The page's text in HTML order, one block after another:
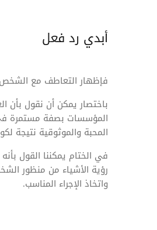
أبدي رد فعل
فإظهار التعاطف مع الشخص
باختصار يمكن أن نقول بأن
المؤسسات بصفة
المحبة والموثوقية
في الختام يمكننا القول
رؤية الأشياء من منظور
واتخاذ الإجراء المناسب.